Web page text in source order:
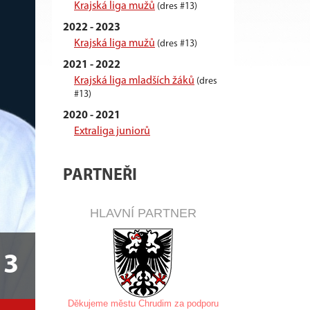
Krajská liga mužů (dres #13)
2022 - 2023
Krajská liga mužů (dres #13)
2021 - 2022
Krajská liga mladších žáků (dres
#13)
2020 - 2021
Extraliga juniorů
PARTNEŘI
HLAVNÍ PARTNER
Děkujeme městu Chrudim za podporu